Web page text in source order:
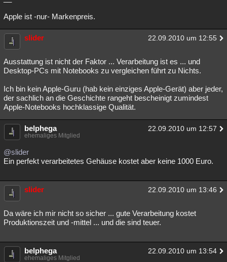
Apple ist -nur- Markenpreis.
slider 22.09.2010 um 12:55
Ausstattung ist nicht der Faktor ... Verarbeitung ist es ... und
Desktop-PCs mit Notebooks zu vergleichen führt zu Nichts.
Ich bin kein Apple-Guru (hab kein einziges Apple-Gerät) aber jeder,
der sachlich an die Geschichte rangeht bescheinigt zumindest
Apple-Notebooks hochklassige Qualität.
belphega 22.09.2010 um 12:57
ehemaliges Mitglied
@slider
Ein perfekt verarbeitetes Gehäuse kostet aber keine 1000 Euro.
slider 22.09.2010 um 13:46
Da wäre ich mir nicht so sicher ... gute Verarbeitung kostet
Produktionszeit und -mittel ... und die sind teuer.
belphega 22.09.2010 um 13:54
ehemaliges Mitglied